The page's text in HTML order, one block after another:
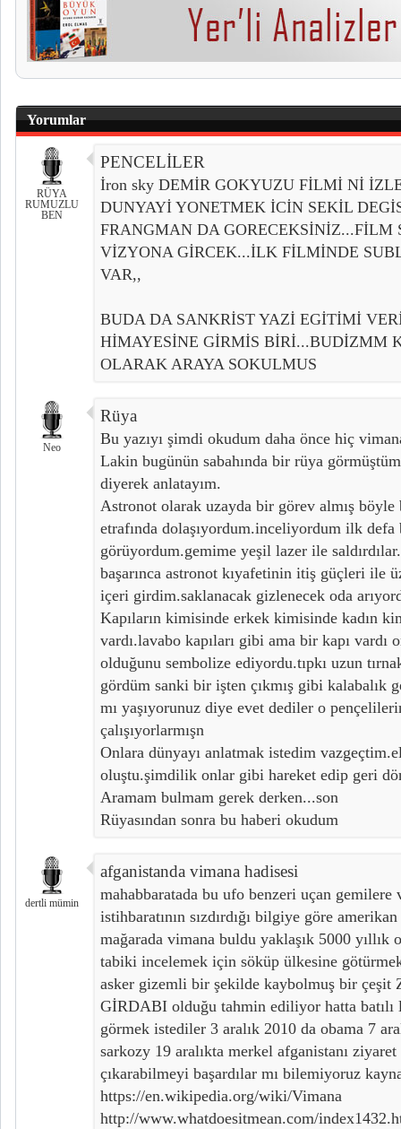
Yorumlar
RÜYA
RUMUZLU
BEN
PENCELİLER
İron sky DEMİR GOKYUZU FİLMİ Nİ
DUNYAYİ YONETMEK İCİN SEKİL
FRANGMAN DA GORECEKSİNİZ...FİLM
VİZYONA GİRCEK...İLK FİLMİNDE
VAR,,
BUDA DA SANKRİST YAZİ EGİTİMİ
HİMAYESİNE GİRMİS BİRİ...BUDİZMM
OLARAK ARAYA SOKULMUS
Neo
Rüya
Bu yazıyı şimdi okudum daha önce hiç
Lakin bugünün sabahında bir rüya
diyerek anlatayım.
Astronot olarak uzayda bir görev almış böyle
etrafında dolaşıyordum.inceliyordum ilk
görüyordum.gemime yeşil lazer ile
başarınca astronot kıyafetinin itiş güçleri ile
içeri girdim.saklanacak gizlenecek oda
Kapıların kimisinde erkek kimisinde kadın
vardı.lavabo kapıları gibi ama bir kapı vardı
olduğunu sembolize ediyordu.tıpkı uzun
gördüm sanki bir işten çıkmış gibi kalabalık
mı yaşıyorunuz diye evet dediler o
çalışıyorlarmışn
Onlara dünyayı anlatmak istedim
oluştu.şimdilik onlar gibi hareket edip geri
Aramam bulmam gerek derken...son
Rüyasından sonra bu haberi okudum
dertli mümin
afganistanda vimana hadisesi
mahabbaratada bu ufo benzeri uçan gemilere
istihbaratının sızdırdığı bilgiye göre
mağarada vimana buldu yaklaşık 5000
tabiki incelemek için söküp ülkesine
asker gizemli bir şekilde kaybolmuş bir
GİRDABI olduğu tahmin ediliyor hatta
görmek istediler 3 aralık 2010 da obama 7
sarkozy 19 aralıkta merkel afganistanı
çıkarabilmeyi başardılar mı bilemiyoruz
https://en.wikipedia.org/wiki/Vimana
http://www.whatdoesitmean.com/